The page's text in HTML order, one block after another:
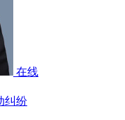
在线
纠纷